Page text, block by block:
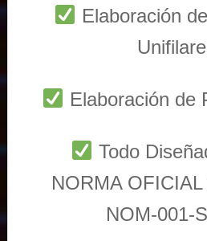
Elaboración
Elaboración de
Todo
NORMA
NOM-001-